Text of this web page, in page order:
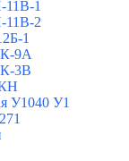
11В-1
11В-2
1
9А
3В
У1040 У1